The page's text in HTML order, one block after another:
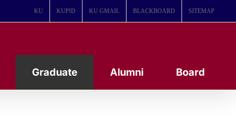
KU KUPID KU GMAIL BLACKBOARD SITEMAP
Graduate Alumni Board